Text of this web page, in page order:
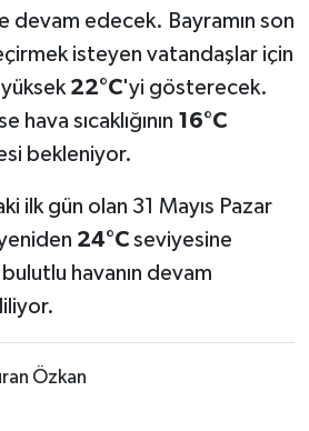
devam edecek. Bayramın son
isteyen vatandaşlar için
22°C'yi gösterecek.
sıcaklığının 16°C
bekleniyor.
ilk gün olan 31 Mayıs Pazar
24°Cseviyesine
bulutlu havanın devam
Özkan